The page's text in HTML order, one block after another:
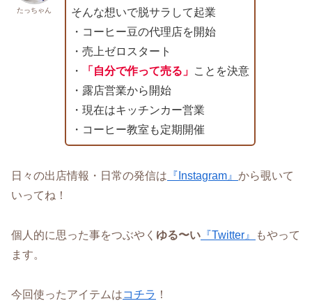
たっちゃん
そんな想いで脱サラして起業
・コーヒー豆の代理店を開始
・売上ゼロスタート
・
「自分で作って売る」 ことを決意
・露店営業から開始
・現在はキッチンカー営業
・コーヒー教室も定期開催
日々の出店情報・日常の発信は 『Instagram』 から覗いて
いってね！
個人的に思った事をつぶやく ゆる〜い 『Twitter』
もやって
ます。
今回使ったアイテムはコチラ ！